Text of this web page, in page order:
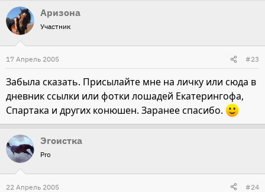
Аризона
Участник
17 Апрель 2005 #23
Забыла сказать. Присылайте мне на личку или сюда в
дневник ссылки или фотки лошадей Екатерингофа,
Спартака и других конюшен. Заранее спасибо.
Эгоистка
Pro
22 Апрель 2005 #24